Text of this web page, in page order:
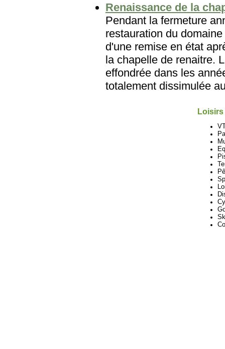
Renaissance de la
Pendant la fermeture
restauration du
d'une remise en état
la chapelle de renaitre.
effondrée dans les
totalement dissimulée